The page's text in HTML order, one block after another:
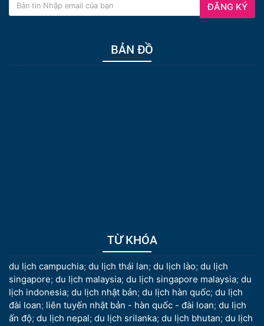
ĐĂNG KÝ
BẢN ĐỒ
TỪ KHÓA
du lịch campuchia; du lịch thái lan; du lịch lào; du lịch
singapore; du lịch malaysia; du lịch singapore malaysia; du
lịch indonesia; du lịch nhật bản; du lịch hàn quốc; du lịch
đài loan; liên tuyến nhật bản - hàn quốc - đài loan; du lịch
ấn độ; du lịch nepal; du lịch srilanka; du lịch bhutan; du lịch